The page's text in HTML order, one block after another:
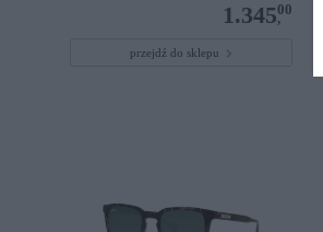
1.345,
00
przejdź do sklepu